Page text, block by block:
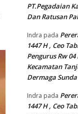
PT.Pegadaian
Dan Ratusan
Indra pada
1447 H , Ceo
Pengurus Rw
Kecamatan
Dermaga
Indra pada
1447 H , Ceo